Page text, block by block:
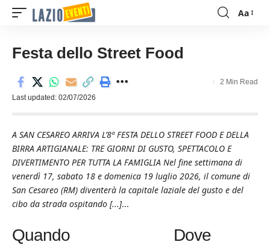
Font
Aa
Festa dello Street Food
Last updated: 02/07/2026
2 Min Read
A SAN CESAREO ARRIVA L’8ª FESTA DELLO STREET FOOD E DELLA
BIRRA ARTIGIANALE: TRE GIORNI DI GUSTO, SPETTACOLO E
DIVERTIMENTO PER TUTTA LA FAMIGLIA Nel fine settimana di
venerdì 17, sabato 18 e domenica 19 luglio 2026, il comune di
San Cesareo (RM) diventerà la capitale laziale del gusto e del
cibo da strada ospitando [...]...
Quando Dove